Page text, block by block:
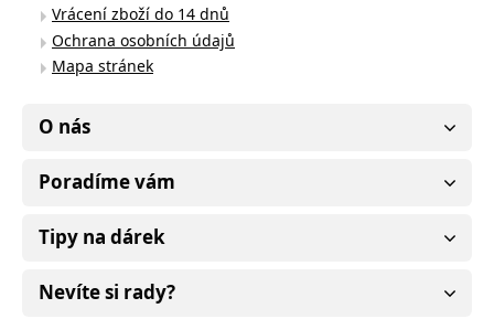
Vrácení zboží do 14 dnů
Ochrana osobních údajů
Mapa stránek
O nás
Poradíme vám
Tipy na dárek
Nevíte si rady?